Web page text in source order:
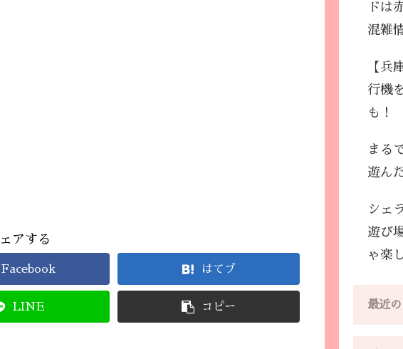
アする
Facebook はてブ
LINE コピー
ドは
混雑
【兵
行機
も！
まる
遊ん
シェ
遊び
ゃ楽
最近